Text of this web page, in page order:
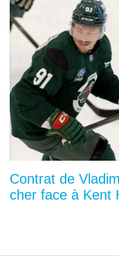
Contrat de
cher face à Kent